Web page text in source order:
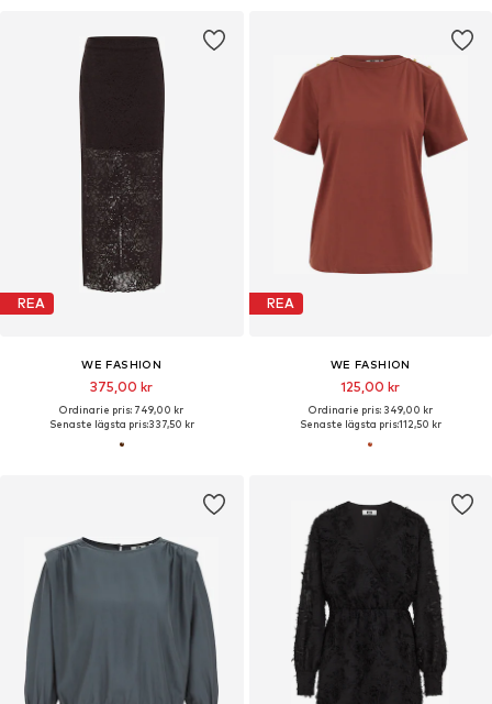
REA
WE FASHION
375,00 kr
Ordinarie pris: 749,00 kr
Senaste lägsta pris:337,50 kr
REA
WE FASHION
125,00 kr
Ordinarie pris: 349,00 kr
Senaste lägsta pris:112,50 kr